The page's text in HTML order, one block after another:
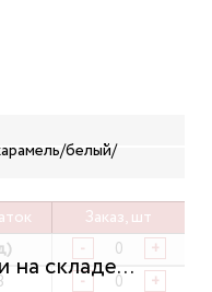
белый/
Заказ, шт
- +
- +